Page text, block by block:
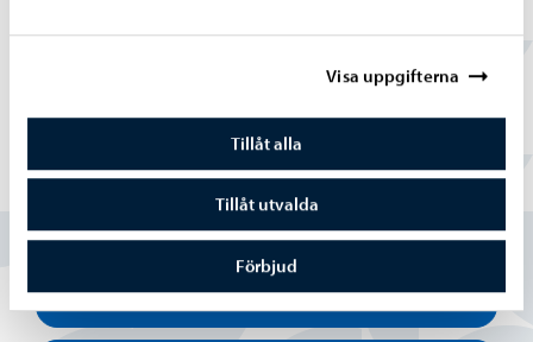
Visa uppgifterna
Tillåt alla
Tillåt utvalda
Förbjud
Hittade du vad du sökte?
Delvis